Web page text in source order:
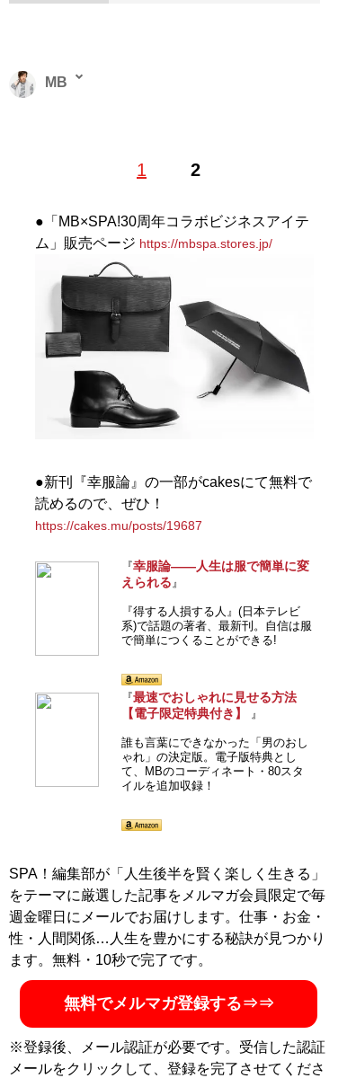
1 2
MB
MBの偏愛ブランド図鑑 』『
幸服論――人生は服で簡単に変えられる 』など関連書
籍が累計200万部を突破。ブログ「
MBチャンネル」も話題に。年間の被服費は1000
万円超！ （Xアカウント: @MBKnowerMag
ロードマップ』
地方のしがないショップ
店員はなぜ成功できたの
にあった
今着るべきブランド60の歴
ユニクロやGUでもおしゃれ
な人は何が違うのか？
●「MB×SPA!30周年コラボビジネスアイテ
ム」販売ページ https://mbspa.stores.jp/
●新刊『幸服論』の一部がcakesにて無料で
読めるので、ぜひ！
https://cakes.mu/posts/19687
『幸服論――人生は服で簡単に変
えられる』
『得する人損する人』(日本テレビ
系)で話題の著者、最新刊。自信は服
で簡単につくることができる!
『最速でおしゃれに見せる方法
【電子限定特典付き】
』
誰も言葉にできなかった「男のおし
ゃれ」の決定版。電子版特典とし
て、MBのコーディネート・80スタ
イルを追加収録！
SPA！編集部が「人生後半を賢く楽しく生きる」
をテーマに厳選した記事をメルマガ会員限定で毎
週金曜日にメールでお届けします。仕事・お金・
性・人間関係…人生を豊かにする秘訣が見つかり
ます。無料・10秒で完了です。
無料でメルマガ登録する⇒⇒
※登録後、メール認証が必要です。受信した認証
メールをクリックして、登録を完了させてくださ